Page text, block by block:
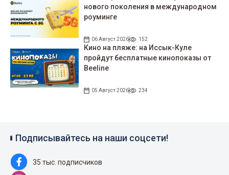
нового поколения в международном
роуминге
06 Август 2026 152
Кино на пляже: на Иссык-Куле
пройдут беcплатные кинопоказы от
Beeline
05 Август 2026 234
Подписывайтесь на наши соцсети!
35 тыс. подписчиков